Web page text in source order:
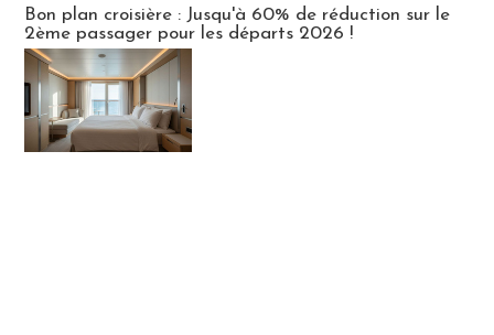
Bon plan croisière : Jusqu'à 60% de réduction sur le
2ème passager pour les départs 2026 !